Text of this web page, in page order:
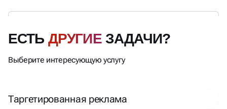
ЕСТЬ ДРУГИЕ ЗАДАЧИ?
Выберите интересующую услугу
Таргетированная реклама